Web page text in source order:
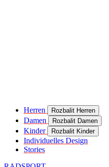
Herren Rozbalit Herren
Damen Rozbalit Damen
Kinder Rozbalit Kinder
Individuelles Design
Stories